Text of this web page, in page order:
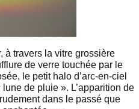
à travers la vitre grossière
de verre touchée par le
le petit halo d’arc-en-ciel
de pluie ». L’apparition de
dans le passé que